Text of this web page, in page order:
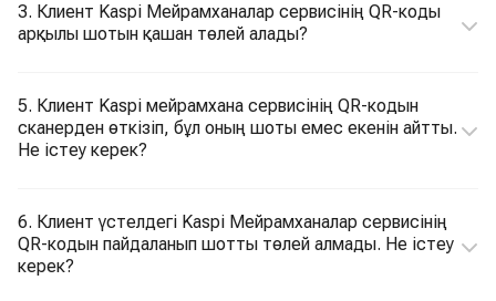
3. Клиент Kaspi Мейрамханалар сервисінің QR-коды
арқылы шотын қашан төлей алады?
5. Клиент Kaspi мейрамхана сервисінің QR-кодын
сканерден өткізіп, бұл оның шоты емес екенін айтты.
Не істеу керек?
6. Клиент үстелдегі Kaspi Мейрамханалар сервисінің
QR-кодын пайдаланып шотты төлей алмады. Не істеу
керек?